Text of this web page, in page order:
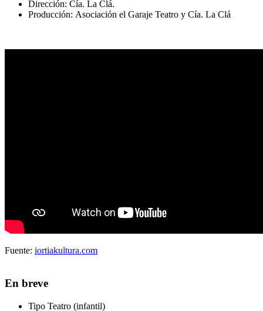
Dirección: Cía. La Clá.
Producción: Asociación el Garaje Teatro y Cía. La Clá
Fuente: iortiakultura.com
En breve
Tipo Teatro (infantil)